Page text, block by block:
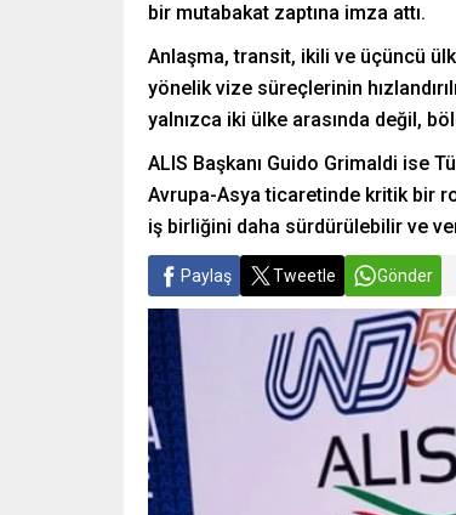
bir mutabakat zaptına imza attı.
Anlaşma, transit, ikili ve üçüncü
yönelik vize süreçlerinin
yalnızca iki ülke arasında değil,
ALIS Başkanı Guido Grimaldi ise
Avrupa-Asya ticaretinde kritik bir
iş birliğini daha sürdürülebilir ve
Paylaş Tweetle Gönder